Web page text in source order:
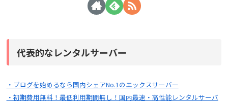
代表的なレンタルサーバー
・ブログを始めるなら国内シェアNo.1のエックスサーバー
・初期費用無料！最低利用期間無し！国内最速・高性能レンタルサーバ